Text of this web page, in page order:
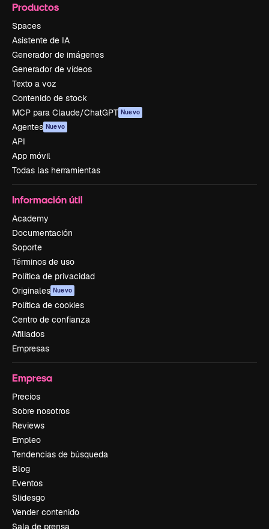
Productos
Spaces
Asistente de IA
Generador de imágenes
Generador de vídeos
Texto a voz
Contenido de stock
MCP para Claude/ChatGPT Nuevo
Agentes Nuevo
API
App móvil
Todas las herramientas
Información útil
Academy
Documentación
Soporte
Términos de uso
Política de privacidad
Originales Nuevo
Política de cookies
Centro de confianza
Afiliados
Empresas
Empresa
Precios
Sobre nosotros
Reviews
Empleo
Tendencias de búsqueda
Blog
Eventos
Slidesgo
Vender contenido
Sala de prensa